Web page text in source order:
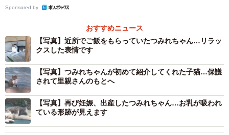
隅っこのつみれちゃん。狭くない？
家に迎えないなら、ご飯をあげちゃいけない
つみれちゃんとお母さんが初めて出会ったのは、2023年3
月ごろ。初めて猫カフェに行って3日後に、お家の庭にひょ
ろっと現れました。首輪がついておらず耳カットもされて
Sponsored by
おすすめニュース
【写真】近所でご飯をもらっていたつみれちゃん…リラッ
クスした表情です
【写真】つみれちゃんが初めて紹介してくれた子猫…保護
されて里親さんのもとへ
【写真】再び妊娠、出産したつみれちゃん…お乳が吸われ
ている形跡が見えます